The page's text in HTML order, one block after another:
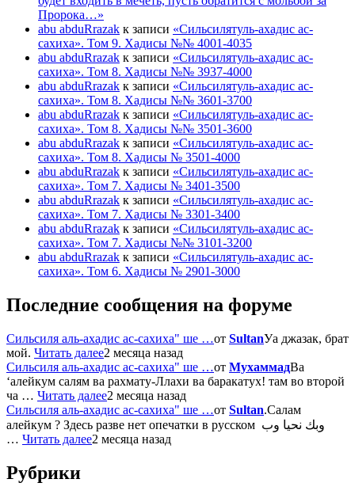
Пророка…»
abu abduRrazak к записи «Сильсилятуль-ахадис ас-
сахиха». Том 9. Хадисы №№ 4001-4035
abu abduRrazak к записи «Сильсилятуль-ахадис ас-
сахиха». Том 8. Хадисы №№ 3937-4000
abu abduRrazak к записи «Сильсилятуль-ахадис ас-
сахиха». Том 8. Хадисы №№ 3601-3700
abu abduRrazak к записи «Сильсилятуль-ахадис ас-
сахиха». Том 8. Хадисы №№ 3501-3600
abu abduRrazak к записи «Сильсилятуль-ахадис ас-
сахиха». Том 8. Хадисы № 3501-4000
abu abduRrazak к записи «Сильсилятуль-ахадис ас-
сахиха». Том 7. Хадисы № 3401-3500
abu abduRrazak к записи «Сильсилятуль-ахадис ас-
сахиха». Том 7. Хадисы № 3301-3400
abu abduRrazak к записи «Сильсилятуль-ахадис ас-
сахиха». Том 7. Хадисы №№ 3101-3200
abu abduRrazak к записи «Сильсилятуль-ахадис ас-
сахиха». Том 6. Хадисы № 2901-3000
Последние сообщения на форуме
Сильсиля аль-ахадис ас-сахиха" ше …от SultanУа джазак, брат
мой. Читать далее2 месяца назад
Сильсиля аль-ахадис ас-сахиха" ше …от МухаммадВа
‘алейкум салям ва рахмату-Ллахи ва баракатух! там во второй
ча … Читать далее2 месяца назад
Сильсиля аль-ахадис ас-сахиха" ше …от Sultan.Салам
алейкум ? Здесь разве нет опечатки в русском وبك نحيا وب
… Читать далее2 месяца назад
Рубрики